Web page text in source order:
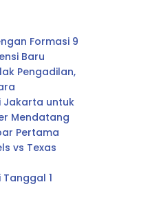
Formasi 9
Baru
Pengadilan,
Jakarta untuk
Mendatang
Pertama
vs Texas
1